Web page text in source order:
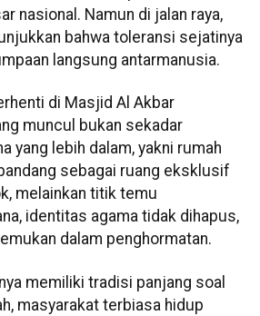
nasional. Namun di jalan raya,
bahwa toleransi sejatinya
langsung antarmanusia.
di Masjid Al Akbar
muncul bukan sekadar
yang lebih dalam, yakni rumah
sebagai ruang eksklusif
melainkan titik temu
identitas agama tidak dihapus,
dalam penghormatan.
memiliki tradisi panjang soal
masyarakat terbiasa hidup